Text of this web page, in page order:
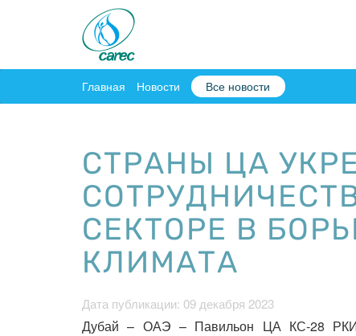
Главная Новости Все новости
СТРАНЫ ЦА
СЕКТОРЕ В
КЛИМАТА
Дата публикации: 09 декабря 2023
Дубай – ОАЭ – Павильон ЦА КС-28